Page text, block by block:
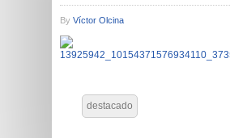
By Víctor Olcina
destacado